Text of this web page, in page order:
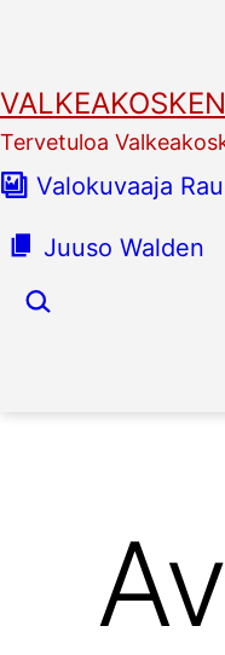
Tervetuloa
Valokuvaaja
Juuso Walden
Hae…